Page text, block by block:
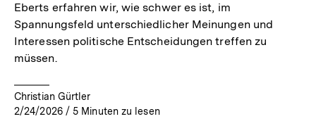
Eberts erfahren wir, wie schwer es ist, im
Spannungsfeld unterschiedlicher Meinungen und
Interessen politische Entscheidungen treffen zu
müssen.
Christian Gürtler
2/24/2026 / 5 Minuten zu lesen